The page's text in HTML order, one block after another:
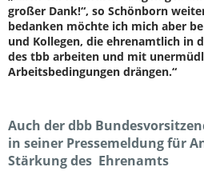
großer Dank!“, so Schönborn
bedanken möchte ich mich aber
und Kollegen, die ehrenamtlich in
des tbb arbeiten und mit
Arbeitsbedingungen drängen.“
Auch der dbb
in seiner Pressemeldung für
Stärkung des Ehrenamts